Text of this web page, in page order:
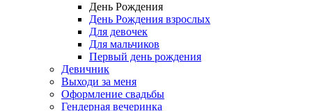
День Рождения
День Рождения взрослых
Для девочек
Для мальчиков
Первый день рождения
Девичник
Выходи за меня
Оформление свадьбы
Гендерная вечеринка